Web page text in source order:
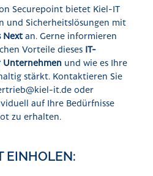
Securepoint bietet Kiel-IT
und Sicherheitslösungen mit
Next an. Gerne informieren
Vorteile dieses IT-
Unternehmen und wie es Ihre
stärkt. Kontaktieren Sie
it.de oder
auf Ihre Bedürfnisse
zu erhalten.
EINHOLEN: